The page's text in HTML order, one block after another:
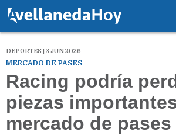
DEPORTES | 3 JUN 2026
MERCADO DE PASES
Racing podría
piezas
mercado de pases